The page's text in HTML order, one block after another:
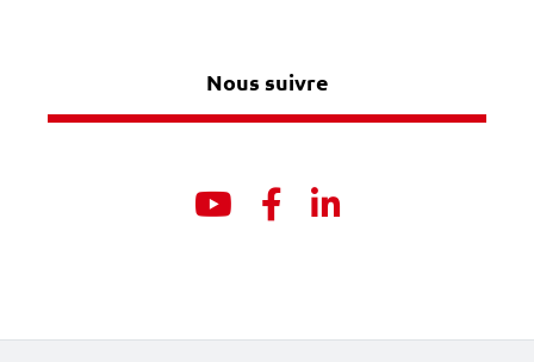
Nous suivre
YoutubeFacebook
Linkedin